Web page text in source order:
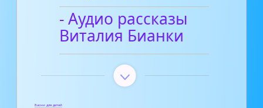
- Аудио рассказы
Виталия Бианки
Басни для детей